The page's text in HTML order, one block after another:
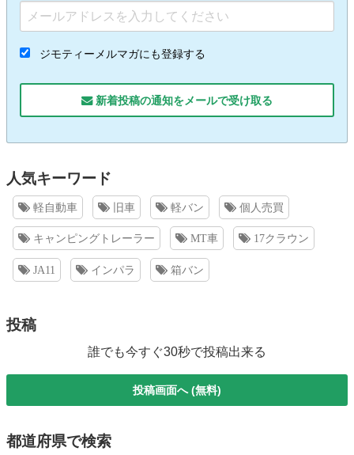
ジモティーメルマガにも登録する
新着投稿の通知をメールで受け取る
人気キーワード
軽自動車 旧車 軽バン 個人売買
キャンピングトレーラー MT車 17クラウン
JA11 インパラ 箱バン
投稿
誰でも今すぐ30秒で投稿出来る
投稿画面へ (無料)
都道府県で検索